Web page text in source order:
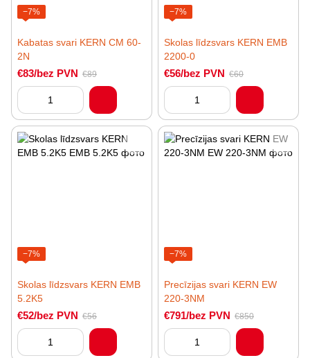
−7%
Kabatas svari KERN CM 60-
2N
€83/bez PVN €89
−7%
Skolas līdzsvars KERN EMB
2200-0
€56/bez PVN €60
−7%
Skolas līdzsvars KERN EMB
5.2K5
€52/bez PVN €56
−7%
Precīzijas svari KERN EW
220-3NM
€791/bez PVN €850